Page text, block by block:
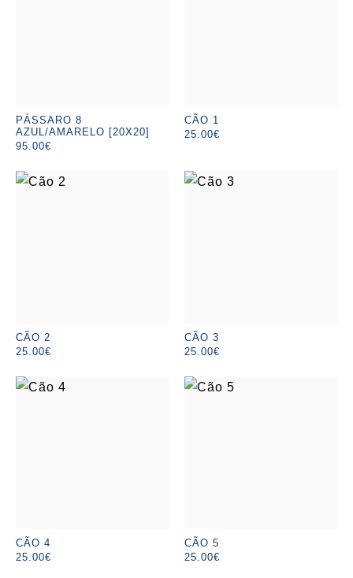
PÁSSARO 8
AZUL/AMARELO [20X20]
95.00€
CÃO 1
25.00€
CÃO 2
25.00€
CÃO 3
25.00€
CÃO 4
25.00€
CÃO 5
25.00€